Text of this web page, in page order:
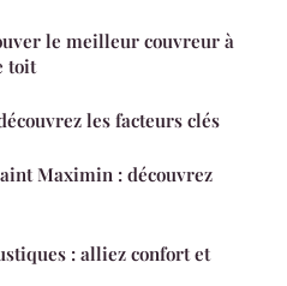
le meilleur couvreur à
toit
les facteurs clés
Maximin : découvrez
: alliez confort et